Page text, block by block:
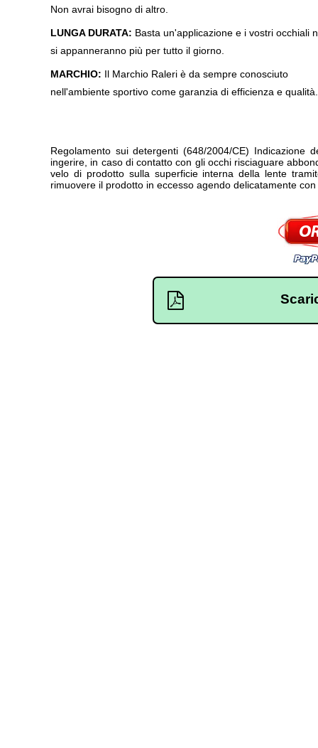
Non avrai bisogno di altro.
LUNGA DURATA: Basta un'applicazione e i vostri occhiali
si appanneranno più per tutto il giorno.
MARCHIO: Il Marchio Raleri è da sempre conosciuto
nell'ambiente sportivo come garanzia di efficienza e qualità.
Regolamento sui detergenti (648/2004/CE) Indicazione
ingerire, in caso di contatto con gli occhi risciaguare
velo di prodotto sulla superficie interna della lente
rimuovere il prodotto in eccesso agendo delicatamente